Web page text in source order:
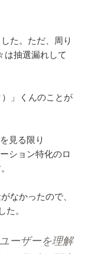
た。ただ、周り
は抽選漏れして
」くんのことが
を見る限り
ション特化のロ
なかったので、
た。
ーザーを理解